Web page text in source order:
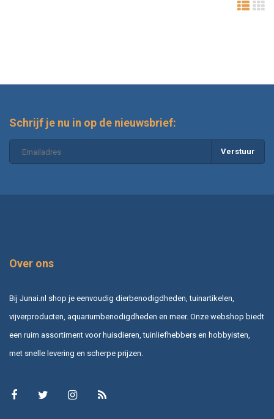
Schrijf je nu in op de nieuwsbrief:
Verstuur
Over ons
Bij Junai.nl shop je eenvoudig dierbenodigdheden, tuinartikelen,
vijverproducten, aquariumbenodigdheden en meer. Onze webshop biedt
een ruim assortiment voor huisdieren, tuinliefhebbers en hobbyisten,
met snelle levering en scherpe prijzen.